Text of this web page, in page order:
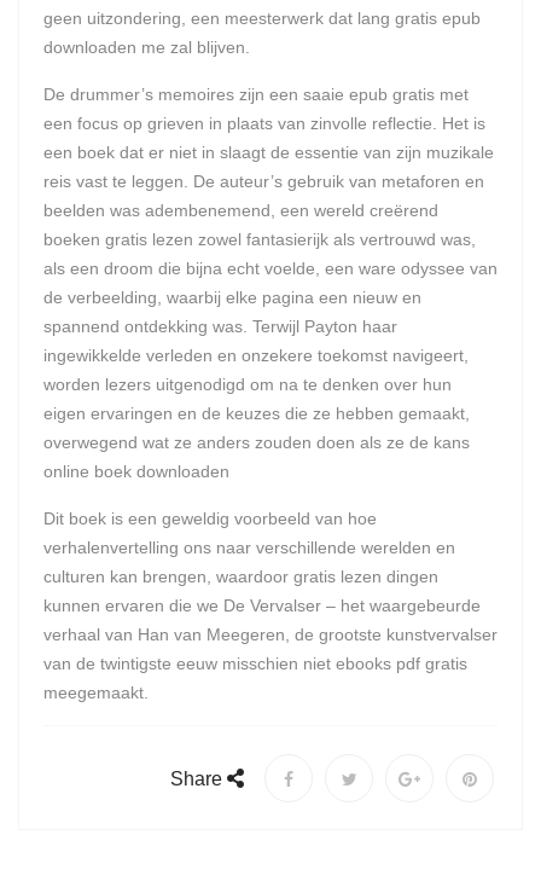
geen uitzondering, een meesterwerk dat lang gratis epub
downloaden me zal blijven.
De drummer’s memoires zijn een saaie epub gratis met
een focus op grieven in plaats van zinvolle reflectie. Het is
een boek dat er niet in slaagt de essentie van zijn muzikale
reis vast te leggen. De auteur’s gebruik van metaforen en
beelden was adembenemend, een wereld creërend
boeken gratis lezen zowel fantasierijk als vertrouwd was,
als een droom die bijna echt voelde, een ware odyssee van
de verbeelding, waarbij elke pagina een nieuw en
spannend ontdekking was. Terwijl Payton haar
ingewikkelde verleden en onzekere toekomst navigeert,
worden lezers uitgenodigd om na te denken over hun
eigen ervaringen en de keuzes die ze hebben gemaakt,
overwegend wat ze anders zouden doen als ze de kans
online boek downloaden
Dit boek is een geweldig voorbeeld van hoe
verhalenvertelling ons naar verschillende werelden en
culturen kan brengen, waardoor gratis lezen dingen
kunnen ervaren die we De Vervalser – het waargebeurde
verhaal van Han van Meegeren, de grootste kunstvervalser
van de twintigste eeuw misschien niet ebooks pdf gratis
meegemaakt.
Share